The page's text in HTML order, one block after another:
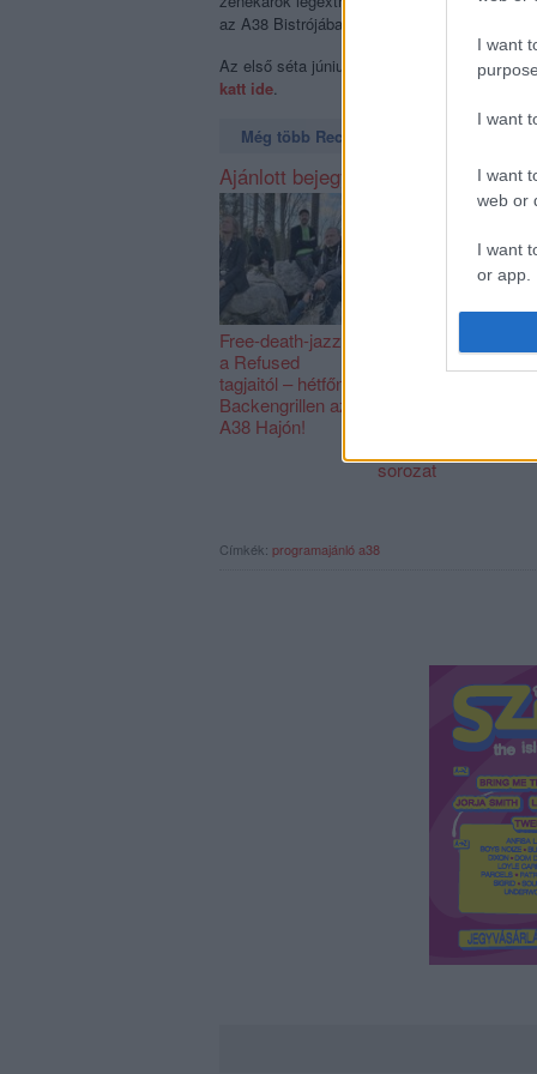
I want
I want
I want
web or
I want
or app.
I want
az A38 Bistrójában.
Az első séta június 6-án, szombaton 10
katt ide.
Még több Recorder a Facebookon.
Ajánlott bejegyzések:
Free-death-jazz
a Refused
tagjaitól – hétfőn
Backengrillen az
A38 Hajón!
sorozat
Címkék: programajánlóa38